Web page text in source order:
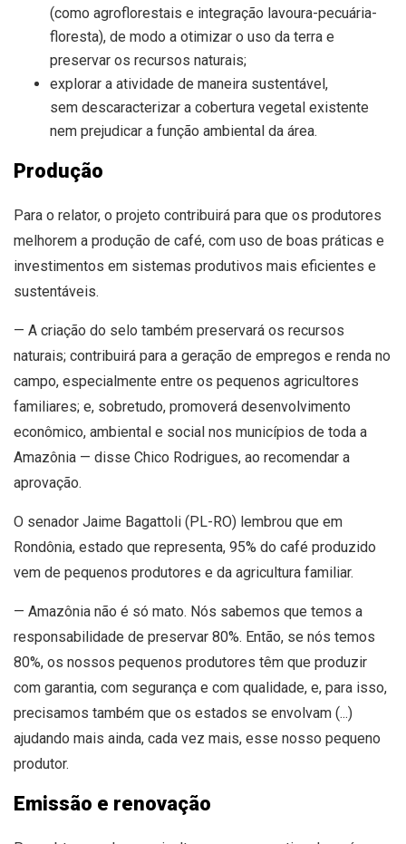
(como agroflorestais e integração lavoura-pecuária-
floresta), de modo a otimizar o uso da terra e
preservar os recursos naturais;
explorar a atividade de maneira sustentável,
sem descaracterizar a cobertura vegetal existente
nem prejudicar a função ambiental da área.
Produção
Para o relator, o projeto contribuirá para que os produtores
melhorem a produção de café, com uso de boas práticas e
investimentos em sistemas produtivos mais eficientes e
sustentáveis.
— A criação do selo também preservará os recursos
naturais; contribuirá para a geração de empregos e renda no
campo, especialmente entre os pequenos agricultores
familiares; e, sobretudo, promoverá desenvolvimento
econômico, ambiental e social nos municípios de toda a
Amazônia — disse Chico Rodrigues, ao recomendar a
aprovação.
O senador Jaime Bagattoli (PL-RO) lembrou que em
Rondônia, estado que representa, 95% do café produzido
vem de pequenos produtores e da agricultura familiar.
— Amazônia não é só mato. Nós sabemos que temos a
responsabilidade de preservar 80%. Então, se nós temos
80%, os nossos pequenos produtores têm que produzir
com garantia, com segurança e com qualidade, e, para isso,
precisamos também que os estados se envolvam (...)
ajudando mais ainda, cada vez mais, esse nosso pequeno
produtor.
Emissão e renovação